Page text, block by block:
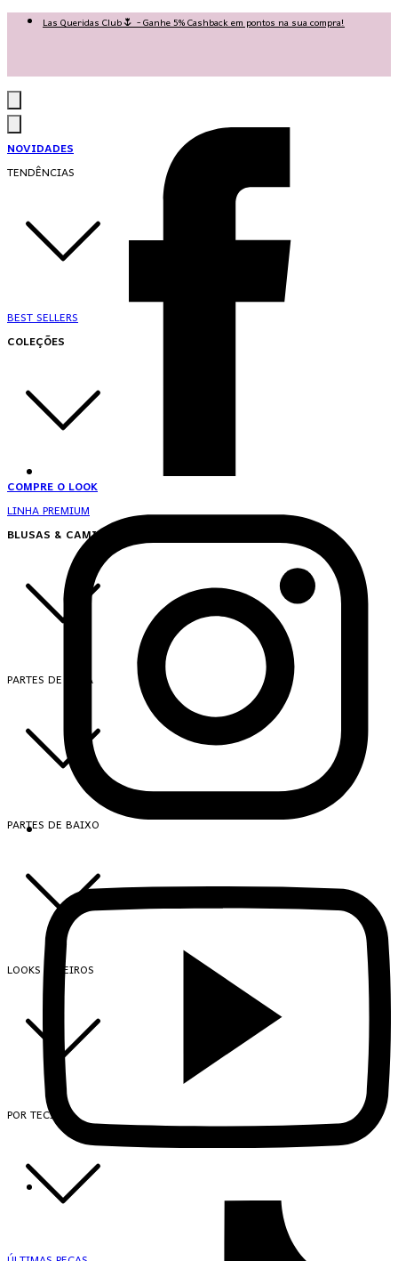
Las Queridas Club🌷 - Ganhe 5% Cashback em pontos na sua compra!
NOVIDADES
TENDÊNCIAS
BEST SELLERS
COLEÇÕES
COMPRE O LOOK
LINHA PREMIUM
BLUSAS & CAMISAS
PARTES DE CIMA
PARTES DE BAIXO
LOOKS INTEIROS
POR TECIDO